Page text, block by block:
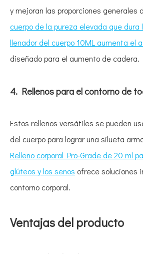
y mejoran las proporciones generales
cuerpo de la pureza elevada que dura
llenador del cuerpo 10ML aumenta el
diseñado para el aumento de cadera.
4. Rellenos para el contorno de
Estos rellenos versátiles se pueden
del cuerpo para lograr una silueta
Relleno corporal Pro-Grade de 20 ml
glúteos y los senos ofrece soluciones
contorno corporal.
Ventajas del producto